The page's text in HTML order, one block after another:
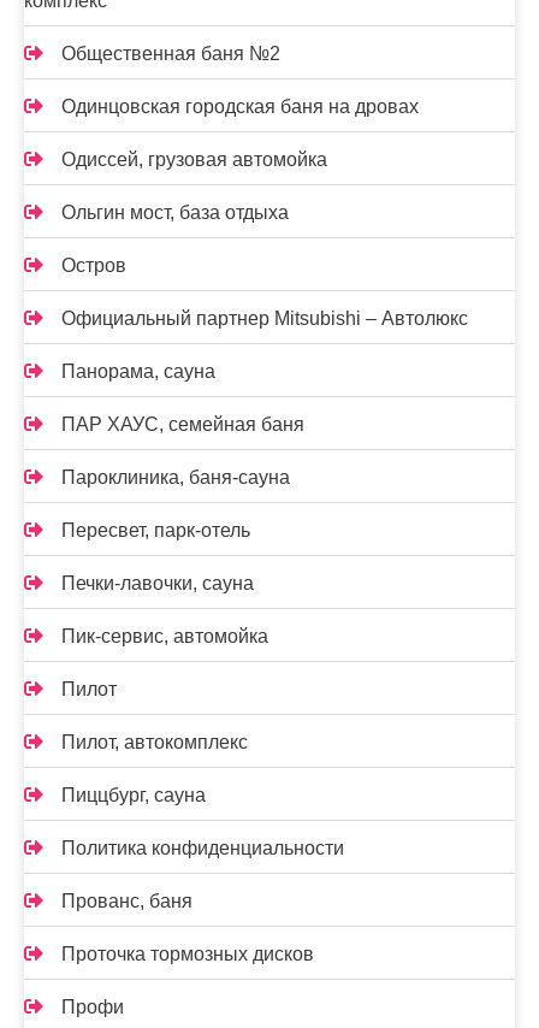
Общественная баня №2
Одинцовская городская баня на дровах
Одиссей, грузовая автомойка
Ольгин мост, база отдыха
Остров
Официальный партнер Mitsubishi – Автолюкс
Панорама, сауна
ПАР ХАУС, семейная баня
Пароклиника, баня-сауна
Пересвет, парк-отель
Печки-лавочки, сауна
Пик-сервис, автомойка
Пилот
Пилот, автокомплекс
Пиццбург, сауна
Политика конфиденциальности
Прованс, баня
Проточка тормозных дисков
Профи